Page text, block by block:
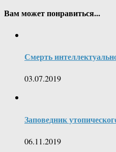
Вам может понравиться...
Смерть
03.07.2019
Заповедник
06.11.2019